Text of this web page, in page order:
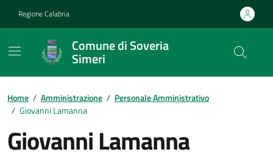
Regione Calabria
Comune di Soveria
Simeri
Home / Amministrazione / Personale Amministrativo
/ Giovanni Lamanna
Giovanni Lamanna